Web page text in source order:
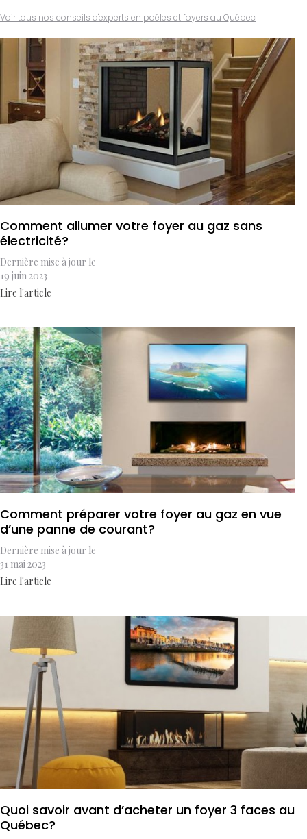
Voir tous nos conseils d'experts en poêles et foyers au Québec
Comment allumer votre foyer au gaz sans
électricité?
Dernière mise à jour le
19 juin 2023
Lire l'article
Comment préparer votre foyer au gaz en vue
d’une panne de courant?
Dernière mise à jour le
31 mai 2023
Lire l'article
Quoi savoir avant d’acheter un foyer 3 faces au
Québec?